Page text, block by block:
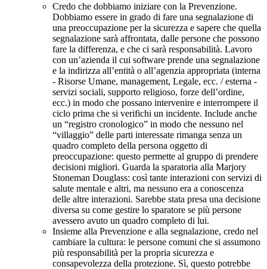
Credo che dobbiamo iniziare con la Prevenzione.
Dobbiamo essere in grado di fare una segnalazione di
una preoccupazione per la sicurezza e sapere che quella
segnalazione sarà affrontata, dalle persone che possono
fare la differenza, e che ci sarà responsabilità. Lavoro
con un’azienda il cui software prende una segnalazione
e la indirizza all’entità o all’agenzia appropriata (interna
- Risorse Umane, management, Legale, ecc. / esterna -
servizi sociali, supporto religioso, forze dell’ordine,
ecc.) in modo che possano intervenire e interrompere il
ciclo prima che si verifichi un incidente. Include anche
un “registro cronologico” in modo che nessuno nel
“villaggio” delle parti interessate rimanga senza un
quadro completo della persona oggetto di
preoccupazione: questo permette al gruppo di prendere
decisioni migliori. Guarda la sparatoria alla Marjory
Stoneman Douglass: così tante interazioni con servizi di
salute mentale e altri, ma nessuno era a conoscenza
delle altre interazioni. Sarebbe stata presa una decisione
diversa su come gestire lo sparatore se più persone
avessero avuto un quadro completo di lui.
Insieme alla Prevenzione e alla segnalazione, credo nel
cambiare la cultura: le persone comuni che si assumono
più responsabilità per la propria sicurezza e
consapevolezza della protezione. Sì, questo potrebbe